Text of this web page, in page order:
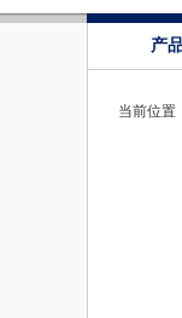
产
当前位置